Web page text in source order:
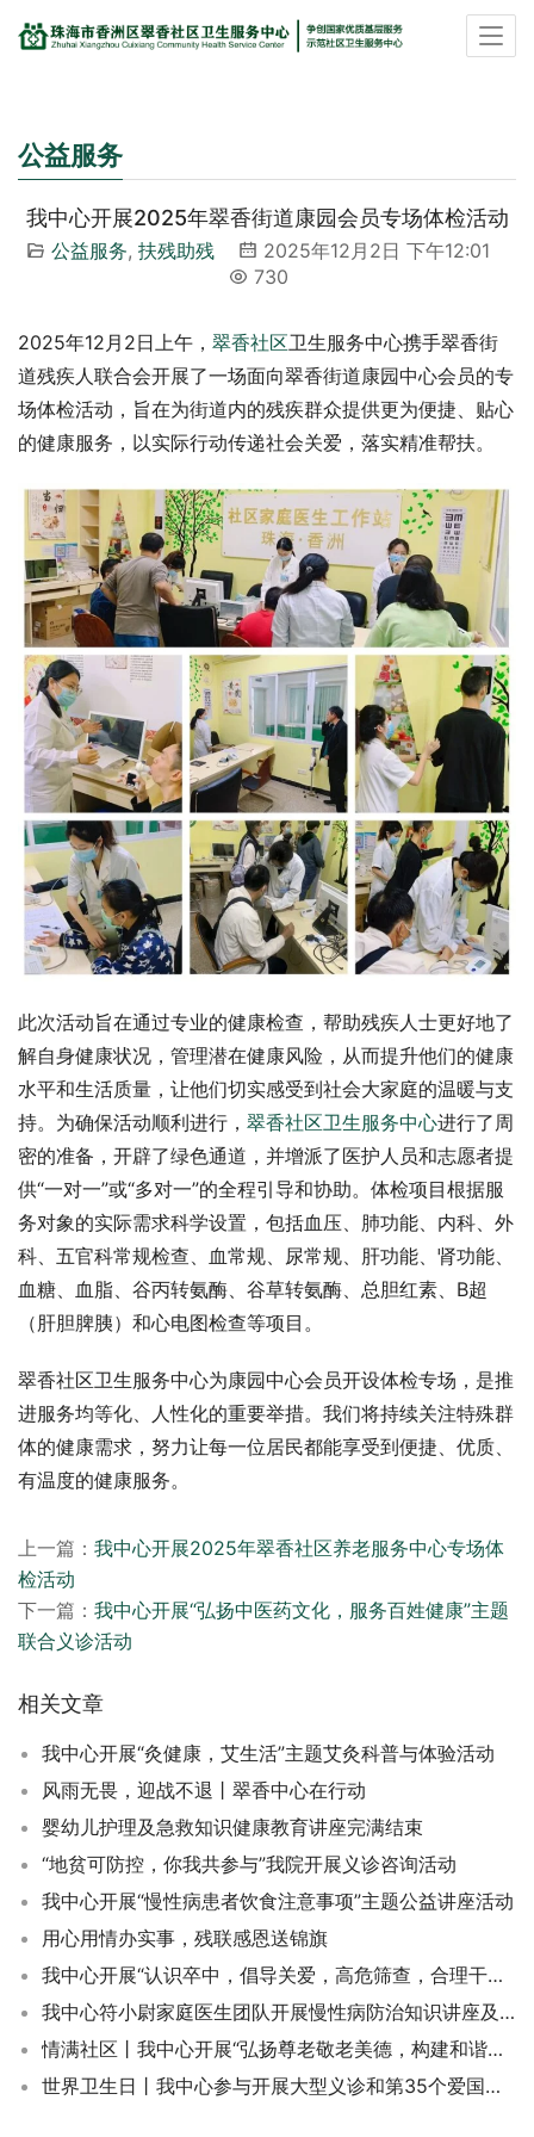
公益服务
我中心开展2025年翠香街道康园会员专场体检活动
公益服务, 扶残助残
2025年12月2日 下午12:01
730
2025年12月2日上午， 翠香社区卫生服务中心携手翠香街
道残疾人联合会开展了一场面向翠香街道康园中心会员的专
场体检活动，旨在为街道内的残疾群众提供更为便捷、贴心
的健康服务，以实际行动传递社会关爱，落实精准帮扶。
此次活动旨在通过专业的健康检查，帮助残疾人士更好地了
解自身健康状况，管理潜在健康风险，从而提升他们的健康
水平和生活质量，让他们切实感受到社会大家庭的温暖与支
持。为确保活动顺利进行， 翠香社区卫生服务中心进行了周
密的准备，开辟了绿色通道，并增派了医护人员和志愿者提
供“一对一”或“多对一”的全程引导和协助。体检项目根据服
务对象的实际需求科学设置，包括血压、肺功能、内科、外
科、五官科常规检查、血常规、尿常规、肝功能、肾功能、
血糖、血脂、谷丙转氨酶、谷草转氨酶、总胆红素、B超
（肝胆脾胰）和心电图检查等项目。
翠香社区卫生服务中心为康园中心会员开设体检专场，是推
进服务均等化、人性化的重要举措。我们将持续关注特殊群
体的健康需求，努力让每一位居民都能享受到便捷、优质、
有温度的健康服务。
上一篇： 我中心开展2025年翠香社区养老服务中心专场体
检活动
下一篇： 我中心开展“弘扬中医药文化，服务百姓健康”主题
联合义诊活动
相关文章
我中心开展“灸健康，艾生活”主题艾灸科普与体验活动
风雨无畏，迎战不退丨翠香中心在行动
婴幼儿护理及急救知识健康教育讲座完满结束
“地贫可防控，你我共参与”我院开展义诊咨询活动
我中心开展“慢性病患者饮食注意事项”主题公益讲座活动
用心用情办实事，残联感恩送锦旗
我中心开展“认识卒中，倡导关爱，高危筛查，合理干预”主题公益讲座活动
我中心符小尉家庭医生团队开展慢性病防治知识讲座及义诊宣传联合活动
情满社区丨我中心开展“弘扬尊老敬老美德，构建和谐社会氛围”专题义诊活动
世界卫生日丨我中心参与开展大型义诊和第35个爱国卫生月宣传活动